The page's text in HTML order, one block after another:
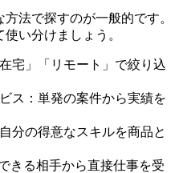
法で探すのが一般的です。
い分けましょう。
宅」「リモート」で絞り込
ス：単発の案件から実績を
分の得意なスキルを商品と
きる相手から直接仕事を受